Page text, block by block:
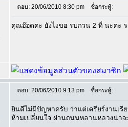
ตอบ: 20/06/2010 8:30 pm ชื่อกระทู้:
คุณอ๊อดคะ ยังไงขอ รบกวน 2 ที่ นะคะ
ตอบ: 20/06/2010 9:13 pm ชื่อกระทู้:
ยินดีไม่มีปัญหาครับ ว่าแต่เครียร์งานเรี
ห้ามเปลี่ยนใจ ผ่านถนนหลานหลวงน่า